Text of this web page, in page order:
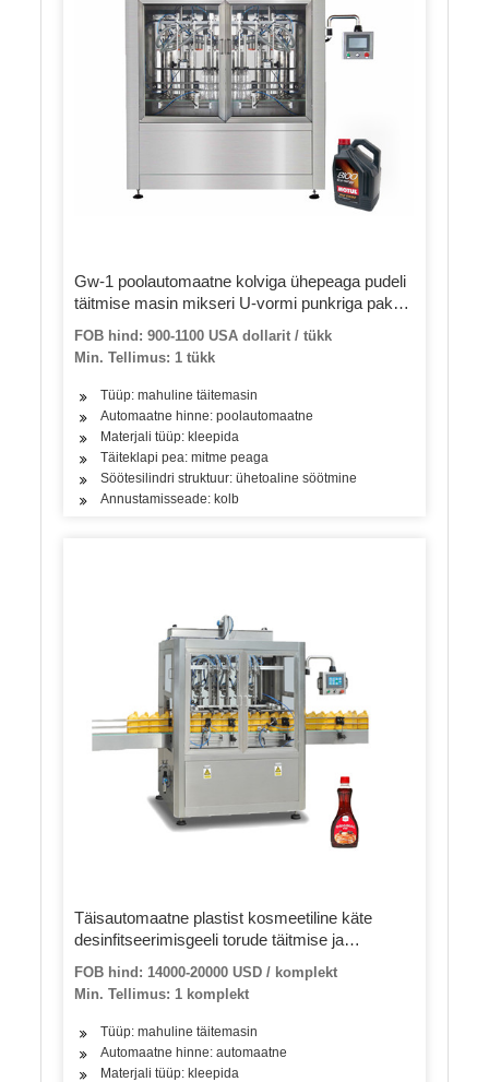
Gw-1 poolautomaatne kolviga ühepeaga pudeli
täitmise masin mikseri U-vormi punkriga paksu
FOB hind: 900-1100 USA dollarit / tükk
Min. Tellimus: 1 tükk
Tüüp: mahuline täitemasin
Automaatne hinne: poolautomaatne
Materjali tüüp: kleepida
Täiteklapi pea: mitme peaga
Söötesilindri struktuur: ühetoaline söötmine
Annustamisseade: kolb
Täisautomaatne plastist kosmeetiline käte
desinfitseerimisgeeli torude täitmise ja
FOB hind: 14000-20000 USD / komplekt
Min. Tellimus: 1 komplekt
Tüüp: mahuline täitemasin
Automaatne hinne: automaatne
Materjali tüüp: kleepida